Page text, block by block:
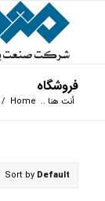
فروشگاه
أنت هنا .. Home
/
Sort by Default